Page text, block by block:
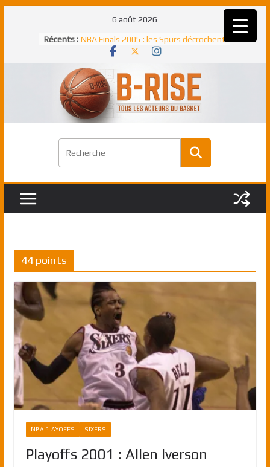
6 août 2026
Récents : NBA Finals 2005 : les Spurs décrochent
un troisième titre NBA, la rude bataille
NBA Finals 2021 : les Bucks et Giannis
Antetokounmpo triomphent, le Greek
Freek élu MVP
Shai Gilgeous-Alexander : son premier
match à plus de 40 points en NBA, le
Pau Gasol dans l’histoire en 2002 :
premier européen sacré Rookie de
Rudy Gobert, deuxième Français élu
44 points
NBA PLAYOFFS SIXERS
Playoffs 2001 : Allen Iverson